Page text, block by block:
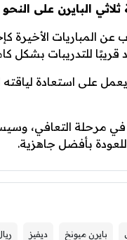
البايرن على النحو
عن المباريات الأخيرة
قريبًا للتدريبات بشكل
على استعادة لياقته
في مرحلة التعافي،
بأفضل جاهزية.
بايرن ميونخ ديفيز